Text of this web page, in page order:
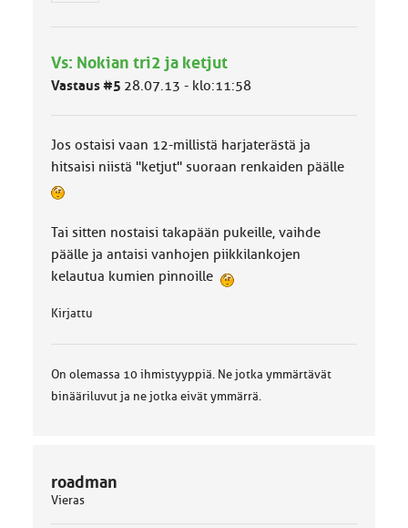
u
o
:
Vs: Nokian tri2 ja ketjut
Vastaus #5 28.07.13 - klo:11:58
Jos ostaisi vaan 12-millistä harjaterästä ja
hitsaisi niistä "ketjut" suoraan renkaiden päälle
Tai sitten nostaisi takapään pukeille, vaihde
päälle ja antaisi vanhojen piikkilankojen
kelautua kumien pinnoille
Kirjattu
On olemassa 10 ihmistyyppiä. Ne jotka ymmärtävät
binääriluvut ja ne jotka eivät ymmärrä.
roadman
Vieras